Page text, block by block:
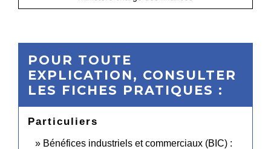
POUR TOUTE
EXPLICATION, CONSULTER
LES FICHES PRATIQUES :
Particuliers
Bénéfices industriels et commerciaux (BIC) :